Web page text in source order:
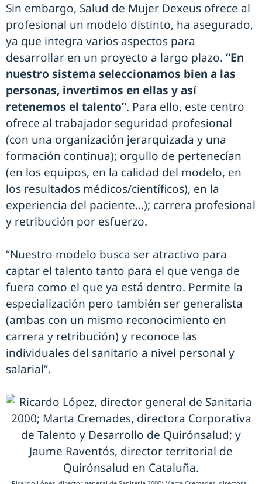
Sin embargo, Salud de Mujer Dexeus ofrece al
profesional un modelo distinto, ha asegurado,
ya que integra varios aspectos para
desarrollar en un proyecto a largo plazo. “En
nuestro sistema seleccionamos bien a las
personas, invertimos en ellas y así
retenemos el talento”. Para ello, este centro
ofrece al trabajador seguridad profesional
(con una organización jerarquizada y una
formación continua); orgullo de pertenecían
(en los equipos, en la calidad del modelo, en
los resultados médicos/científicos), en la
experiencia del paciente…); carrera profesional
y retribución por esfuerzo.
“Nuestro modelo busca ser atractivo para
captar el talento tanto para el que venga de
fuera como el que ya está dentro. Permite la
especialización pero también ser generalista
(ambas con un mismo reconocimiento en
carrera y retribución) y reconoce las
individuales del sanitario a nivel personal y
salarial”.